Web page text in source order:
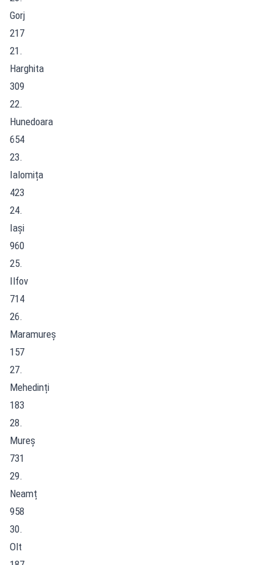
Gorj
217
21.
Harghita
309
22.
Hunedoara
654
23.
Ialomița
423
24.
Iași
960
25.
Ilfov
714
26.
Maramureș
157
27.
Mehedinți
183
28.
Mureș
731
29.
Neamț
958
30.
Olt